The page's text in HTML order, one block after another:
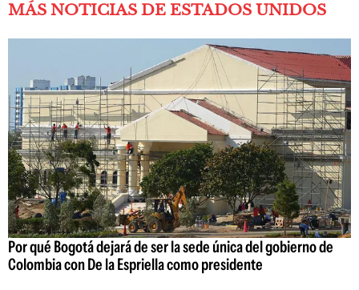
MÁS NOTICIAS DE ESTADOS UNIDOS
Por qué Bogotá dejará de ser la sede única del gobierno de
Colombia con De la Espriella como presidente